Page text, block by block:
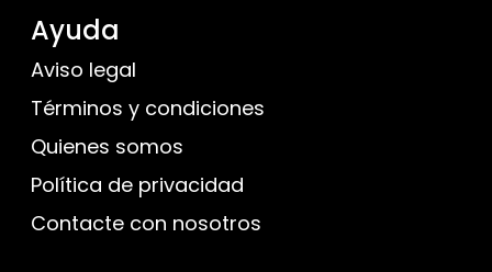
Ayuda
Aviso legal
Términos y condiciones
Quienes somos
Política de privacidad
Contacte con nosotros